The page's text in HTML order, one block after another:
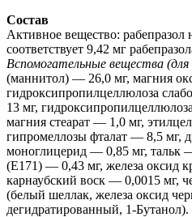
Состав
Активное вещество: рабепразол
соответствует 9,42 мг
Вспомогательные вещества (для
(маннитол) — 26,0 мг, магния
гидроксипропилцеллюлоза
13 мг,
магния стеарат — 1,0 мг,
гипромеллозы фталат — 8,5 мг,
моноглицерид — 0,85 мг, тальк
(Е171) — 0,43 мг, железа оксид
карнаубский воск — 0,0015 мг,
(белый шеллак, железа оксид
дегидратированный, 1-Бутанол).